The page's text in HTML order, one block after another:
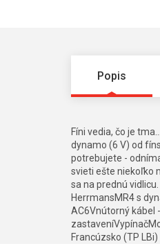
Popis
Fíni vedia, čo je
dynamo (6 V) od
potrebujete -
svieti ešte niekoľko
sa na prednú
HerrmansMR4 s
AC6Vnútorný kábel
Francúzsko (TP LBi)